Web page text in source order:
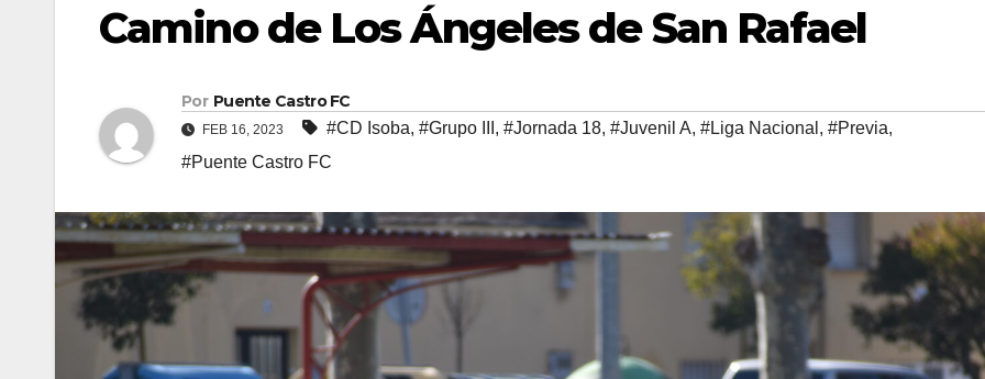
Camino de Los Ángeles de San Rafael
Por Puente Castro FC
FEB 16, 2023 #CD Isoba, #Grupo III , #Jornada 18, #Juvenil A, #Liga Nacional , #Previa,
#Puente Castro FC